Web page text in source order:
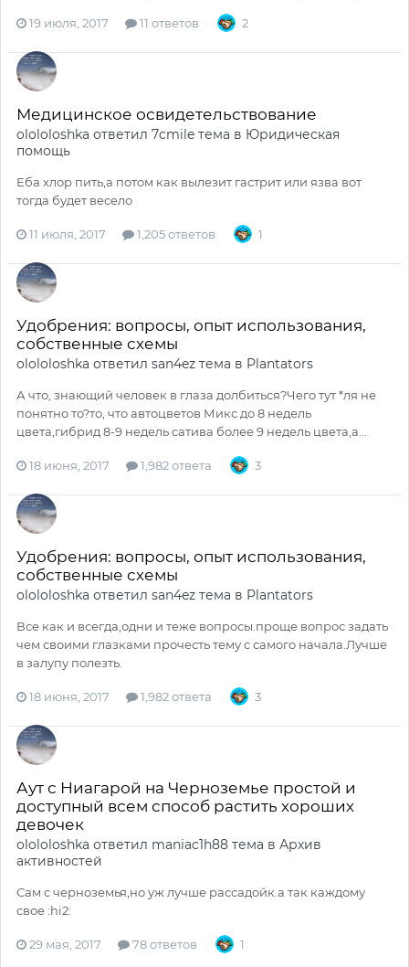
19 июля, 2017 11 ответов 2
Медицинское освидетельствование
olololoshka ответил 7cmile тема в Юридическая
помощь
Еба хлор пить,а потом как вылезит гастрит или язва вот
тогда будет весело
11 июля, 2017 1,205 ответов 1
Удобрения: вопросы, опыт использования,
собственные схемы
olololoshka ответил san4ez тема в Plantators
А что, знающий человек в глаза долбиться?Чего тут *ля не
понятно то?то, что автоцветов Микс до 8 недель
цвета,гибрид 8-9 недель сатива более 9 недель цвета,а...
18 июня, 2017 1,982 ответа 3
Удобрения: вопросы, опыт использования,
собственные схемы
olololoshka ответил san4ez тема в Plantators
Все как и всегда,одни и теже вопросы.проще вопрос задать
чем своими глазками прочесть тему с самого начала.Лучше
в залупу полезть.
18 июня, 2017 1,982 ответа 3
Аут с Ниагарой на Черноземье простой и
доступный всем способ растить хороших
девочек
olololoshka ответил maniac1h88 тема в Архив
активностей
Сам с черноземья,но уж лучше рассадойк.а так каждому
свое :hi2:
29 мая, 2017 78 ответов 1